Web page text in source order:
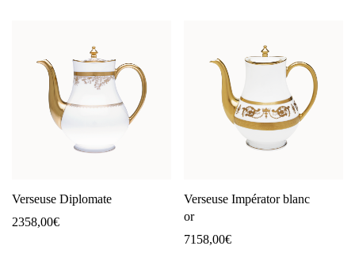
Verseuse Diplomate
2358,00€
Verseuse Impérator blanc
or
7158,00€